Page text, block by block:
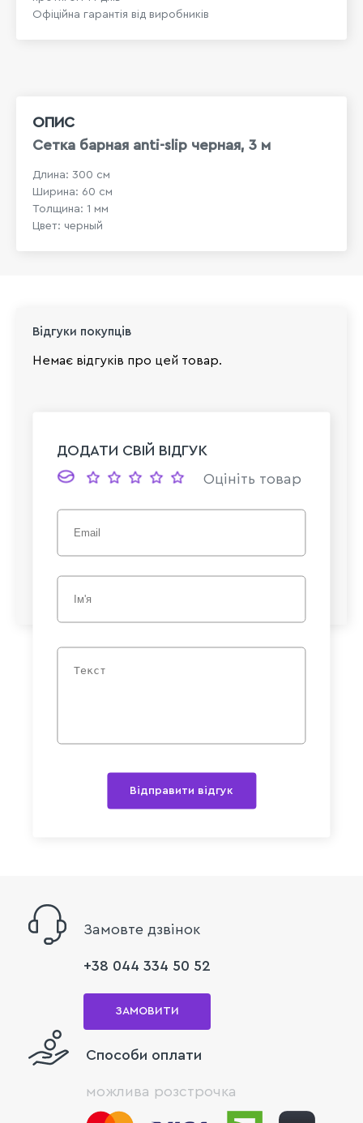
Офіційна гарантія від виробників
ОПИС
Сетка барная anti-slip черная, 3 м
Длина: 300 см
Ширина: 60 см
Толщина: 1 мм
Цвет: черный
Відгуки покупців
Немає відгуків про цей товар.
ДОДАТИ СВІЙ ВІДГУК
Оцініть товар
Відправити відгук
Замовте дзвінок
+38 044 334 50 52
ЗАМОВИТИ
Способи оплати
можлива розстрочка